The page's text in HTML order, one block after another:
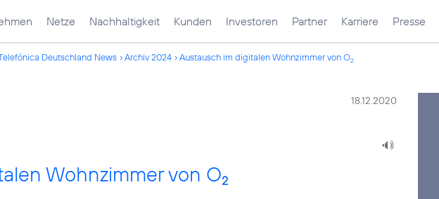
Netze Nachhaltigkeit Kunden Investoren Partner Karriere Presse
Deutschland News Archiv 2024 Austausch im digitalen Wohnzimmer von O2
18.12.2020
Wohnzimmer von O2